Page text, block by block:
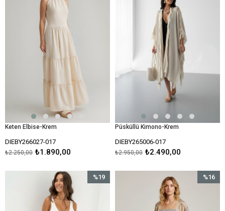
Keten Elbise-Krem
DIEBY266027-017
₺1.890,00
₺2.250,00
Püsküllü Kimono-Krem
DIEBY265006-017
₺2.490,00
₺2.950,00
%19
%16